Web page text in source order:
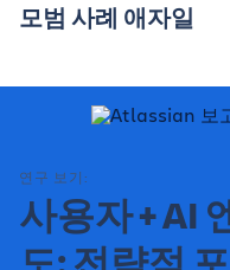
모범 사례 애자일
연구 보기:
사용자 + AI